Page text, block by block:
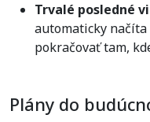
Trvalé posledné
automaticky načíta
pokračovať tam,
Plány do